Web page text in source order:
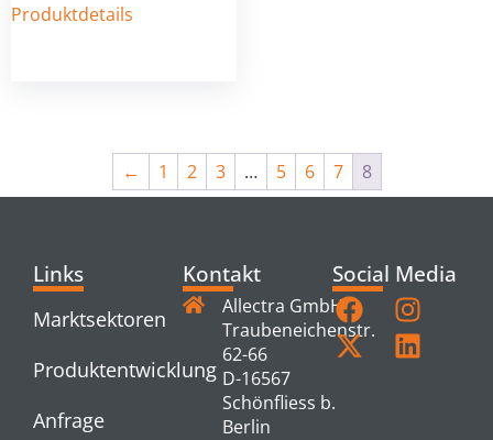
Produktdetails
← 1 2 3 … 5 6 7 8
Links
Marktsektoren
Produktentwicklung
Anfrage
Kontakt
Allectra GmbH
Traubeneichenstr.
62-66
D-16567
Schönfliess b.
Berlin
Social Media